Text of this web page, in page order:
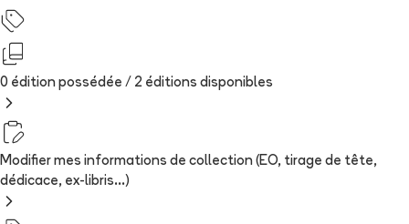
0 édition possédée / 2 éditions disponibles
Modifier mes informations de collection (EO, tirage de tête,
dédicace, ex-libris...)